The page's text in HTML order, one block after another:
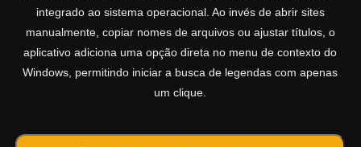
integrado ao sistema operacional. Ao invés de abrir sites
manualmente, copiar nomes de arquivos ou ajustar títulos, o
aplicativo adiciona uma opção direta no menu de contexto do
Windows, permitindo iniciar a busca de legendas com apenas
um clique.